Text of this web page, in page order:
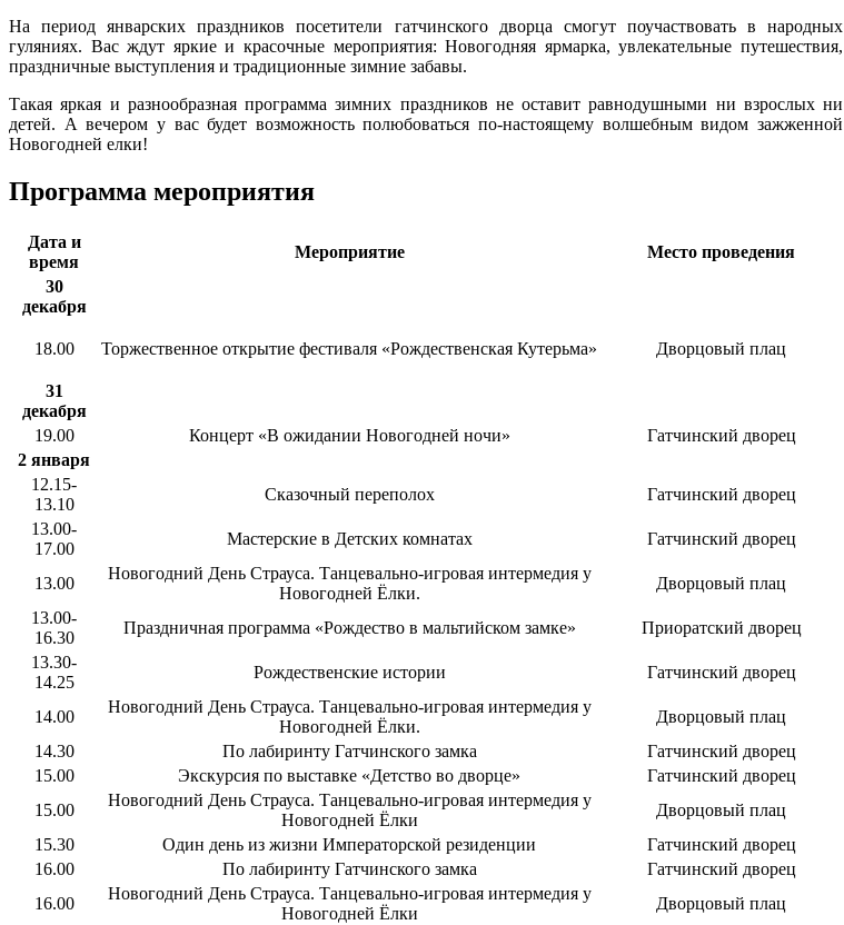
На период январских праздников посетители гатчинского дворца смогут поучаствовать в народных
гуляниях. Вас ждут яркие и красочные мероприятия: Новогодняя ярмарка, увлекательные путешествия,
праздничные выступления и традиционные зимние забавы.
Такая яркая и разнообразная программа зимних праздников не оставит равнодушными ни взрослых ни
детей. А вечером у вас будет возможность полюбоваться по-настоящему волшебным видом зажженной
Новогодней елки!
Программа мероприятия
Дата и
время
Мероприятие
Место проведения
30
декабря
18.00 Торжественное открытие фестиваля «Рождественская Кутерьма» Дворцовый плац
31
декабря
19.00
Концерт «В ожидании Новогодней ночи»
Гатчинский дворец
2 января
12.15-
13.10
Сказочный переполох
Гатчинский дворец
13.00-
17.00
Мастерские в Детских комнатах Гатчинский дворец
13.00
Новогодний День Страуса. Танцевально-игровая интермедия у
Новогодней Ёлки.
Дворцовый плац
13.00-
16.30
Праздничная программа «Рождество в мальтийском замке»
Приоратский дворец
13.30-
14.25
Рождественские истории Гатчинский дворец
14.00
Новогодний День Страуса. Танцевально-игровая интермедия у
Новогодней Ёлки.
Дворцовый плац
14.30
По лабиринту Гатчинского замка
Гатчинский дворец
15.00
Экскурсия по выставке «Детство во дворце»
Гатчинский дворец
15.00
Новогодний День Страуса. Танцевально-игровая интермедия у
Новогодней Ёлки
Дворцовый плац
15.30
Один день из жизни Императорской резиденции
Гатчинский дворец
16.00
По лабиринту Гатчинского замка
Гатчинский дворец
16.00
Новогодний День Страуса. Танцевально-игровая интермедия у
Новогодней Ёлки
Дворцовый плац